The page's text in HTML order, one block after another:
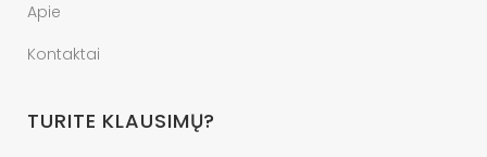
Apie
Kontaktai
TURITE KLAUSIMŲ?